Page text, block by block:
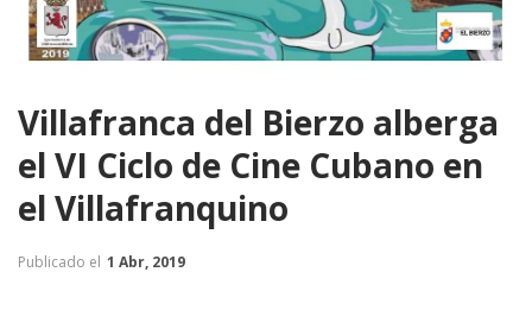
Villafranca del Bierzo alberga
el VI Ciclo de Cine Cubano en
el Villafranquino
Publicado el 1 Abr, 2019